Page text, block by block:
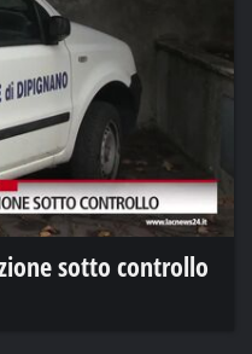
sotto controllo